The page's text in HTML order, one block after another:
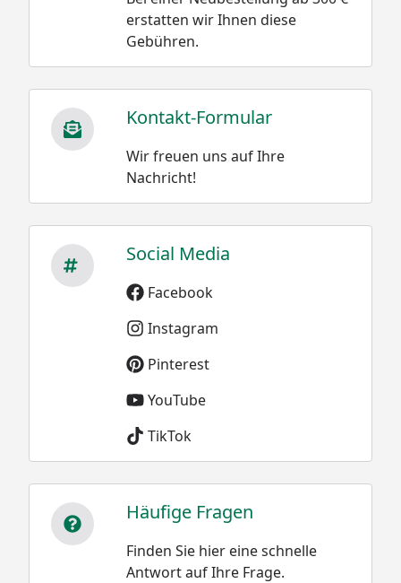
erstatten wir Ihnen diese
Gebühren.
Kontakt-Formular
Wir freuen uns auf Ihre
Nachricht!
Social Media
Facebook
Instagram
Pinterest
YouTube
TikTok
Häufige Fragen
Finden Sie hier eine schnelle
Antwort auf Ihre Frage.